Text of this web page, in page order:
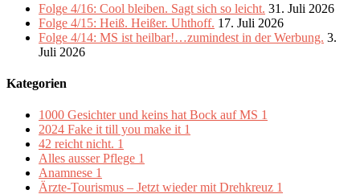
Folge 4/16: Cool bleiben. Sagt sich so leicht. 31. Juli 2026
Folge 4/15: Heiß. Heißer. Uhthoff. 17. Juli 2026
Folge 4/14: MS ist heilbar!…zumindest in der Werbung. 3.
Juli 2026
Kategorien
1000 Gesichter und keins hat Bock auf MS 1
2024 Fake it till you make it 1
42 reicht nicht. 1
Alles ausser Pflege 1
Anamnese 1
Ärzte-Tourismus – Jetzt wieder mit Drehkreuz 1